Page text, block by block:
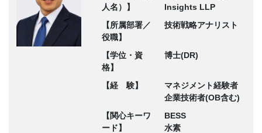
人名）】
Insights LLP
【所属部署／
役職】
技術戦略アナリスト
【学位・資
格】
博士(DR)
【経 験】
マネジメント経験者
企業技術者(OB含む)
【関心キーワ
ード】
BESS
水素